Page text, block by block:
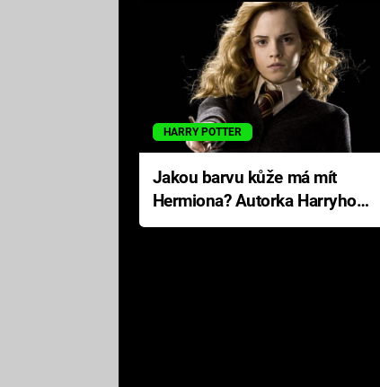
HARRY POTTER
Jakou barvu kůže má mít
Hermiona? Autorka Harryho
Pottera přišla s ráznou